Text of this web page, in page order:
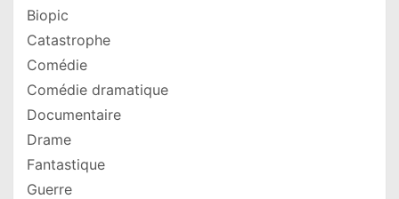
Biopic
Catastrophe
Comédie
Comédie dramatique
Documentaire
Drame
Fantastique
Guerre